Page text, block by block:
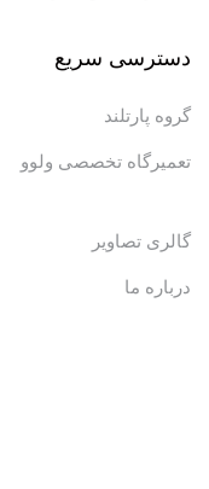
دسترسی سریع
گروه پارتلند
تعمیرگاه تخصصی ولوو
گالری تصاویر
درباره ما